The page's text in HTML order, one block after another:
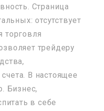
Страница
отсутствует
торговля
трейдеру
В настоящее
Бизнес,
в себе